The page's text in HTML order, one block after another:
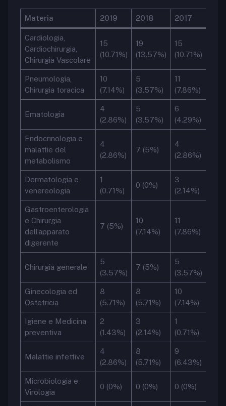
Materia 2019 2018 2017
Cardiologia,
Cardiochirurgia,
Chirurgia Vascolare
15
(10.71%)
19
(13.57%)
15
(10.71%)
Pneumologia,
Chirurgia toracica
10
(7.14%)
5
(3.57%)
11
(7.86%)
Ematologia
4
(2.86%)
5
(3.57%)
6
(4.29%)
Endocrinologia e
malattie del
metabolismo
4
(2.86%)
7 (5%)
4
(2.86%)
Dermatologia e
venereologia
1
(0.71%)
0 (0%)
3
(2.14%)
Gastroenterologia
e Chirurgia
dell’apparato
digerente
7 (5%)
10
(7.14%)
11
(7.86%)
Chirurgia generale
5
(3.57%)
7 (5%)
5
(3.57%)
Ginecologia ed
Ostetricia
8
(5.71%)
8
(5.71%)
10
(7.14%)
Igiene e Medicina
preventiva
2
(1.43%)
3
(2.14%)
1
(0.71%)
Malattie infettive
4
(2.86%)
8
(5.71%)
9
(6.43%)
Microbiologia e
Virologia
0 (0%) 0 (0%) 0 (0%)